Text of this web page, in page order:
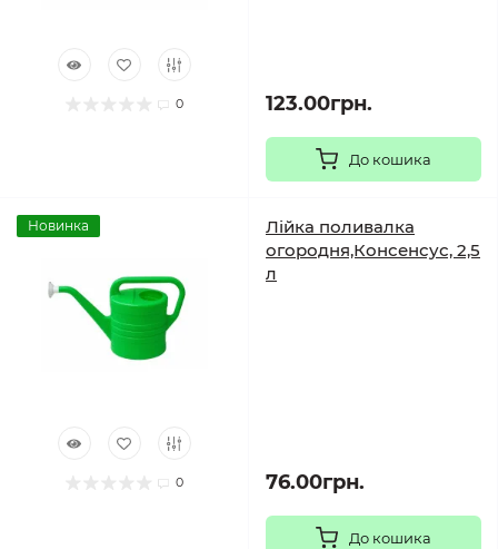
0 123.00грн.
До кошика
Новинка
0
Лійка поливалка
огородня,Консенсус, 2,5
л
76.00грн.
До кошика